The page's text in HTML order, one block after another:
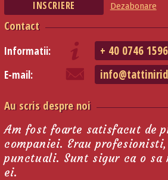
Dezabonare
Contact
Informatii: + 40 0746
E-mail:
Au scris despre noi
Am fost foarte satisfacut de
companiei. Erau
punctuali. Sunt sigur ca o sa
ei.